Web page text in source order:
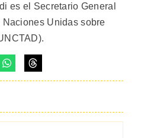
es el Secretario General
Unidas sobre